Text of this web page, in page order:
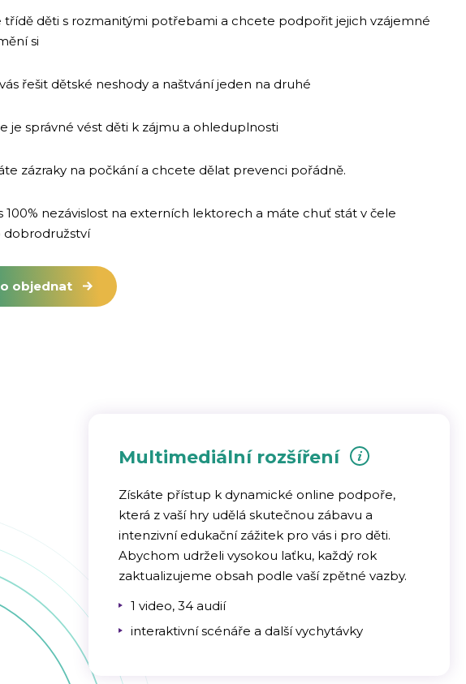
třídě děti s rozmanitými potřebami a chcete podpořit jejich vzájemné
si
řešit dětské neshody a naštvání jeden na druhé
je správné vést děti k zájmu a ohleduplnosti
zázraky na počkání a chcete dělat prevenci pořádně.
100% nezávislost na externích lektorech a máte chuť stát v čele
dobrodružství
objednat
Multimediální rozšíření
Získáte přístup k dynamické online podpoře,
která z vaší hry udělá skutečnou zábavu a
intenzivní edukační zážitek pro vás i pro děti.
Abychom udrželi vysokou laťku, každý rok
zaktualizujeme obsah podle vaší zpětné vazby.
1 video, 34 audií
interaktivní scénáře a další vychytávky